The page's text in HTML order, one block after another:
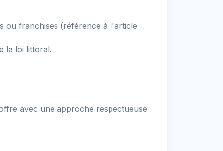
ou franchises (référence à l'article
la loi littoral.
avec une approche respectueuse